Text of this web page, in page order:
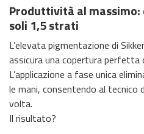
Produttività al
soli 1,5 strati
L’elevata pigmentazione di
assicura una copertura perfetta
L’applicazione a fase unica
le mani, consentendo al tecnico
volta.
Il risultato?